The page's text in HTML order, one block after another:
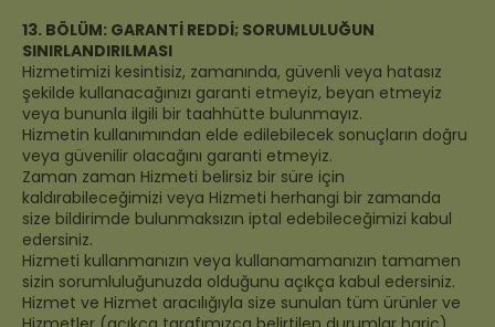
13. BÖLÜM: GARANTİ REDDİ; SORUMLULUĞUN
SINIRLANDIRILMASI
Hizmetimizi kesintisiz, zamanında, güvenli veya hatasız
şekilde kullanacağınızı garanti etmeyiz, beyan etmeyiz
veya bununla ilgili bir taahhütte bulunmayız.
Hizmetin kullanımından elde edilebilecek sonuçların doğru
veya güvenilir olacağını garanti etmeyiz.
Zaman zaman Hizmeti belirsiz bir süre için
kaldırabileceğimizi veya Hizmeti herhangi bir zamanda
size bildirimde bulunmaksızın iptal edebileceğimizi kabul
edersiniz.
Hizmeti kullanmanızın veya kullanamamanızın tamamen
sizin sorumluluğunuzda olduğunu açıkça kabul edersiniz.
Hizmet ve Hizmet aracılığıyla size sunulan tüm ürünler ve